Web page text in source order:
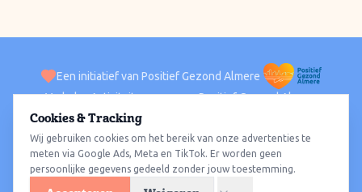
Een initiatief van Positief Gezond Almere
VerhalenActiviteiten Positief Gezond Almere
ACTIVITEITEN PER WIJK
Alle wijkenAlmere HavenAlmere StadAlmere BuitenAlmere Poort
Almere HoutAlmere OosterwoldWat te doen
Cookies & Tracking
Wij gebruiken cookies om het bereik van onze advertenties te
meten via Google Ads, Meta en TikTok. Er worden geen
persoonlijke gegevens gedeeld zonder jouw toestemming.